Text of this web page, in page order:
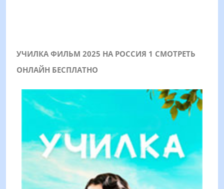
УЧИЛКА ФИЛЬМ 2025 НА РОССИЯ 1 СМОТРЕТЬ
ОНЛАЙН БЕСПЛАТНО